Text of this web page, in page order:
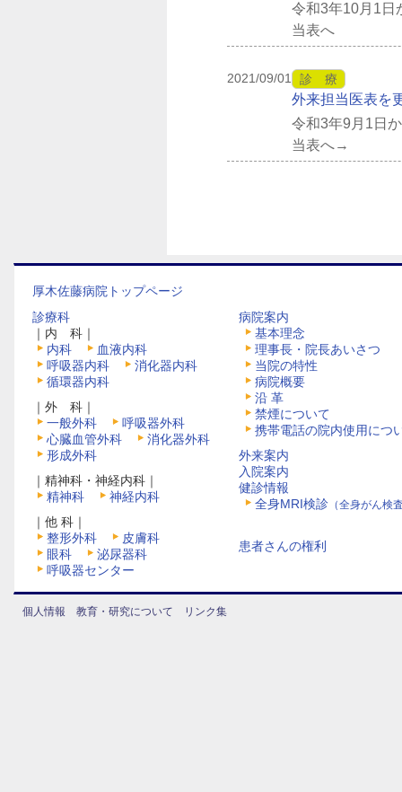
令和3年10月1日
当表へ
2021/09/01 診 療
外来担当医表を
令和3年9月1日
当表へ→
厚木佐藤病院トップページ
診療科
｜内 科｜
内科
血液内科
呼吸器内科
消化器内科
循環器内科
｜外 科｜
一般外科
呼吸器外科
心臓血管外科
消化器外科
形成外科
｜精神科・神経内科｜
精神科
神経内科
｜他 科｜
整形外科
皮膚科
眼科
泌尿器科
呼吸器センター
病院案内
基本理念
理事長・院長あいさつ
当院の特性
病院概要
沿 革
禁煙について
携帯電話の院内使用につ
外来案内
入院案内
健診情報
全身MRI検診 （全身がん検
患者さんの権利
個人情報 教育・研究について リンク集